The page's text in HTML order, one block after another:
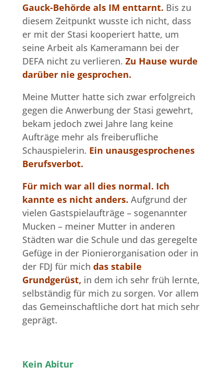
Gauck-Behörde als IM enttarnt. Bis zu
diesem Zeitpunkt wusste ich nicht, dass
er mit der Stasi kooperiert hatte, um
seine Arbeit als Kameramann bei der
DEFA nicht zu verlieren. Zu Hause wurde
darüber nie gesprochen.
Meine Mutter hatte sich zwar erfolgreich
gegen die Anwerbung der Stasi gewehrt,
bekam jedoch zwei Jahre lang keine
Aufträge mehr als freiberufliche
Schauspielerin. Ein unausgesprochenes
Berufsverbot.
Für mich war all dies normal. Ich
kannte es nicht anders. Aufgrund der
vielen Gastspielaufträge – sogenannter
Mucken – meiner Mutter in anderen
Städten war die Schule und das geregelte
Gefüge in der Pionierorganisation oder in
der FDJ für mich das stabile
Grundgerüst, in dem ich sehr früh lernte,
selbständig für mich zu sorgen. Vor allem
das Gemeinschaftliche dort hat mich sehr
geprägt.
Kein Abitur